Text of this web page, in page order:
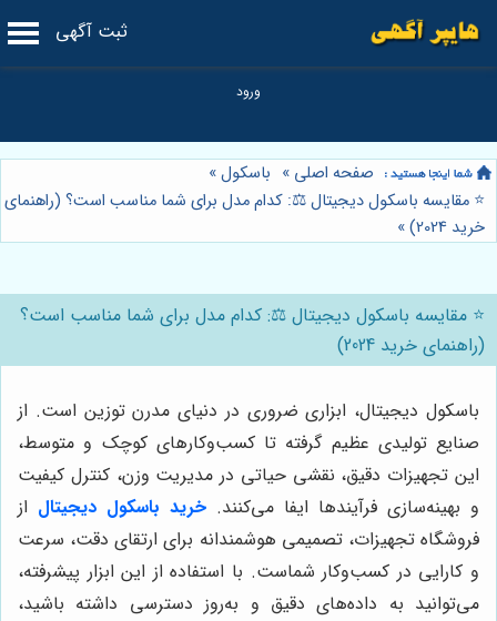
ثبت آگهی
صفحه اصلی » باسکول»
⭐️ مقایسه باسکول دیجیتال ⚖️: کدام مدل برای شما مناسب است؟ (راهنمای
خرید 2024)
»
⭐️ مقایسه باسکول دیجیتال ⚖️: کدام مدل برای شما مناسب است؟
(راهنمای خرید 2024)
باسکول دیجیتال، ابزاری ضروری در دنیای مدرن توزین است. از
صنایع تولیدی عظیم گرفته تا کسب‌وکارهای کوچک و متوسط،
این تجهیزات دقیق، نقشی حیاتی در مدیریت وزن، کنترل کیفیت
و بهینه‌سازی فرآیندها ایفا می‌کنند. خرید باسکول دیجیتال از
فروشگاه تجهیزات، تصمیمی هوشمندانه برای ارتقای دقت، سرعت
و کارایی در کسب‌وکار شماست. با استفاده از این ابزار پیشرفته،
می‌توانید به داده‌های دقیق و به‌روز دسترسی داشته باشید،